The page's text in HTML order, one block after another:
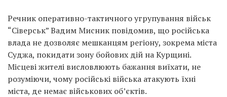
Речник оперативно-тактичного угрупування військ
“Сіверськ” Вадим Мисник повідомив, що російська
влада не дозволяє мешканцям регіону, зокрема міста
Суджа, покидати зону бойових дій на Курщині.
Місцеві жителі висловлюють бажання виїхати, не
розуміючи, чому російські війська атакують їхні
міста, де немає військових об’єктів.